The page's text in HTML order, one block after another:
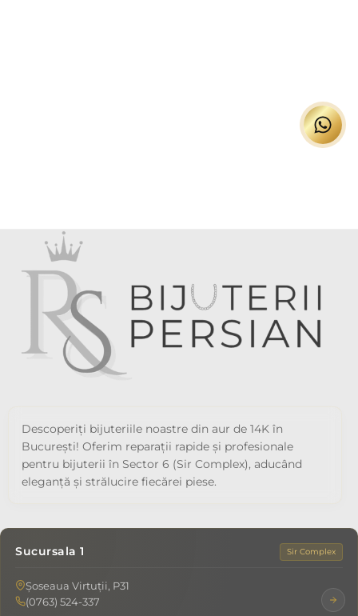
Descoperiți bijuteriile noastre din aur de 14K în
București! Oferim reparații rapide și profesionale
pentru bijuterii în Sector 6 (Sir Complex), aducând
eleganță și strălucire fiecărei piese.
Sucursala 1 Sir Complex
Șoseaua Virtuții, P31
(0763) 524-337